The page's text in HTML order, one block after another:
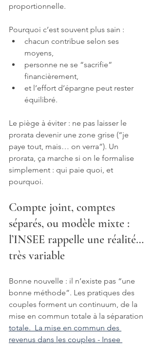
proportionnelle.
Pourquoi c’est souvent plus sain :
chacun contribue selon ses
moyens,
personne ne se “sacrifie”
financièrement,
et l’effort d’épargne peut rester
équilibré.
Le piège à éviter : ne pas laisser le
prorata devenir une zone grise (“je
paye tout, mais… on verra”). Un
prorata, ça marche si on le formalise
simplement : qui paie quoi, et
pourquoi.
Compte joint, comptes
séparés, ou modèle mixte :
l’INSEE rappelle une réalité…
très variable
Bonne nouvelle : il n’existe pas “une
bonne méthode”. Les pratiques des
couples forment un continuum, de la
mise en commun totale à la séparation
totale.  La mise en commun des
revenus dans les couples - Insee